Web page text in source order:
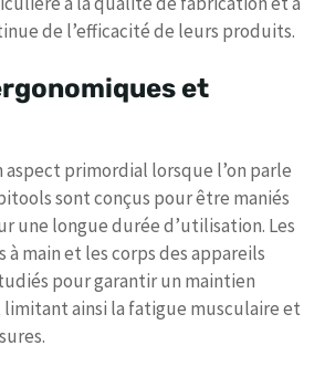
de l’efficacité de leurs produits.
et
aspect primordial lorsque l’on parle
sont conçus pour être maniés
une longue durée d’utilisation. Les
à main et les corps des appareils
pour garantir un maintien
ainsi la fatigue musculaire et